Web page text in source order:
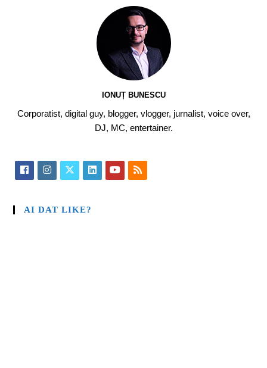
IONUȚ BUNESCU
Corporatist, digital guy, blogger, vlogger, jurnalist, voice over,
DJ, MC, entertainer.
AI DAT LIKE?